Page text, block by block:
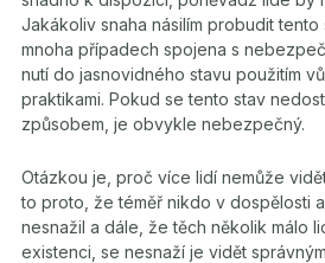
Jakákoliv snaha násilím probudit
mnoha případech spojena s
nutí do jasnovidného stavu použitím
praktikami. Pokud se tento stav
způsobem, je obvykle nebezpečný.
Otázkou je, proč více lidí nemůže
to proto, že téměř nikdo v dospělosti
nesnažil a dále, že těch několik málo
existenci, se nesnaží je vidět